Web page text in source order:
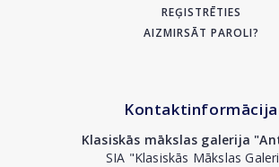
REĢISTRĒTIES
AIZMIRSĀT PAROLI?
Kontaktinformācija
Klasiskās mākslas galerija
SIA "Klasiskās Mākslas